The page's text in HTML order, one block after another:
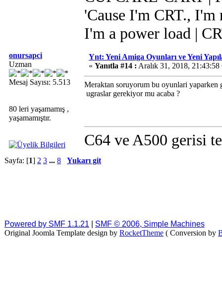
'Cause I'm CRT.,
I'm a power load |
onursapci
Uzman
Mesaj Sayısı: 5.513
80 leri yaşamamış ,
yaşamamıştır.
Ynt: Yeni Amiga Oyunları ve Yeni
« Yanıtla #14 : Aralık 31, 2018, 21:43:58
Meraktan soruyorum bu oyunlari
ugraslar gerekiyor mu acaba ?
C64 ve A500 gerisi
Sayfa: [1] 2 3 ... 8 Yukarı git
Powered by SMF 1.1.21
SMF © 2006, Simple Machines
Original Joomla Template design by RocketTheme ( Conversion by